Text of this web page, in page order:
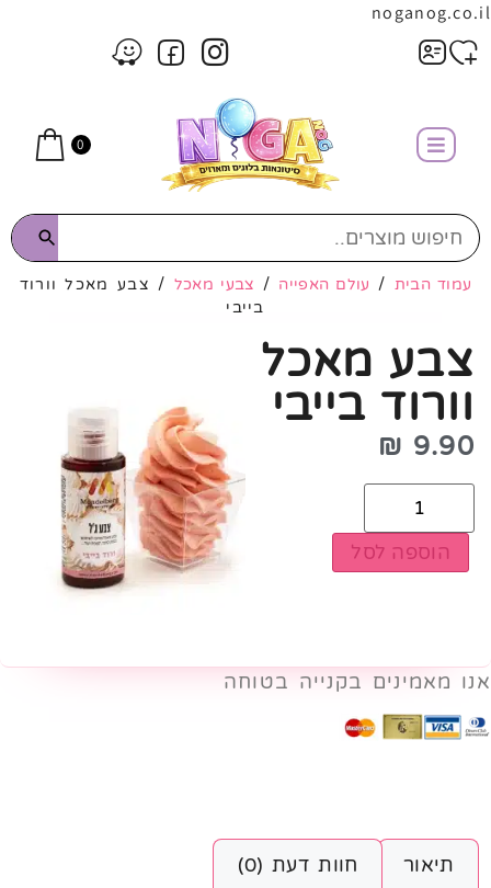
noganog.co.il
0
עמוד הבית / עולם האפייה / צבעי מאכל / צבע מאכל וורוד
בייבי
צבע מאכל
וורוד בייבי
9.90
₪
הוספה לסל
אנו מאמינים בקנייה בטוחה
תיאור חוות דעת (0)